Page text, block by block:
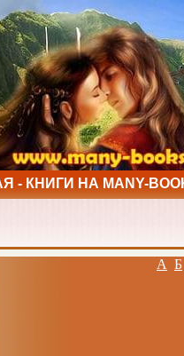
- КНИГИ НА MANY-
А Б